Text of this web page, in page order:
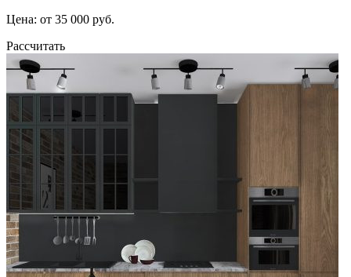
Цена: от 35 000 руб.
Рассчитать